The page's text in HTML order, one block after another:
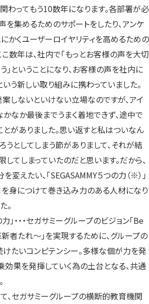
わってもう10数年になります。各部署が必
を集めるためのサポートをしたり、アンケ
かくユーザーロイヤリティを高めるための
数年は、社内で「もっとお客様の声を大切
」ということになり、お客様の声を社内に
いう新しい取り組みに携わっていました。
案しないといけない立場なのですが、アイ
かなか最後までうまく着地できず、途中で
とがありました。思い返すと私はついなん
としてしまう節がありまして、それが結
てしまっていたのだと思います。だから、
変えたい、「SEGASAMMY５つの力（※）」
を身につけて巻き込み力のある人材になり
。
」・・・セガサミーグループのビジョン「Be
者たれ～」を実現するために、グループの
たいコンピテンシー。多様な個が力を発
効果を発揮していく為の土台となる、共通
、セガサミーグループの横断的教育機関